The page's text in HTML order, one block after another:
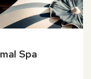
Spa